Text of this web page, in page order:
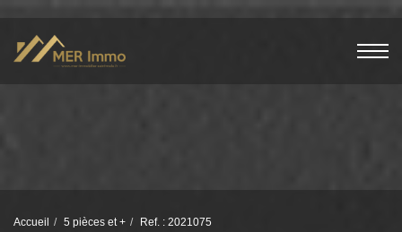
Accueil 5 pièces et + Ref. : 2021075